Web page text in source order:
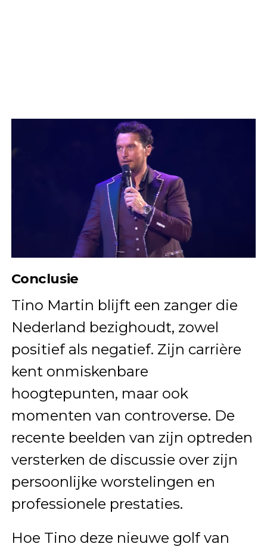
Conclusie
Tino Martin blijft een zanger die
Nederland bezighoudt, zowel
positief als negatief. Zijn carrière
kent onmiskenbare
hoogtepunten, maar ook
momenten van controverse. De
recente beelden van zijn optreden
versterken de discussie over zijn
persoonlijke worstelingen en
professionele prestaties.
Hoe Tino deze nieuwe golf van